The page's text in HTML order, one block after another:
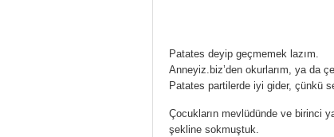
Patates deyip geçmemek lazım.
Anneyiz.biz’den okurlarım, ya da
Patates partilerde iyi gider, çünkü
Çocukların mevlüdünde ve birinci
şekline sokmuştuk.